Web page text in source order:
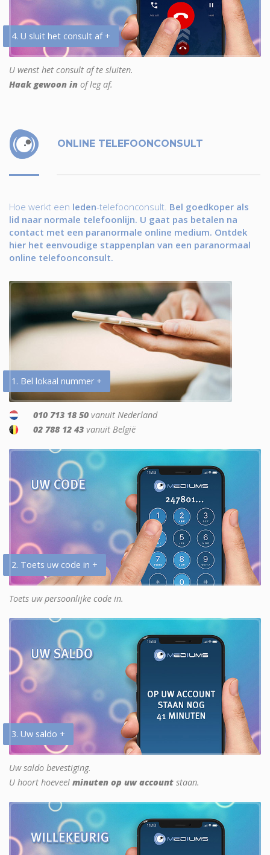
4. U sluit het consult af +
U wenst het consult af te sluiten.
Haak gewoon in of leg af.
ONLINE TELEFOONCONSULT
Hoe werkt een leden-telefoonconsult. Bel goedkoper als
lid naar normale telefoonlijn. U gaat pas betalen na
contact met een paranormale online medium. Ontdek
hier het eenvoudige stappenplan van een paranormaal
online telefoonconsult.
1. Bel lokaal nummer +
010 713 18 50 vanuit Nederland
02 788 12 43 vanuit België
2. Toets uw code in +
Toets uw persoonlijke code in.
3. Uw saldo +
Uw saldo bevestiging.
U hoort hoeveel minuten op uw account staan.